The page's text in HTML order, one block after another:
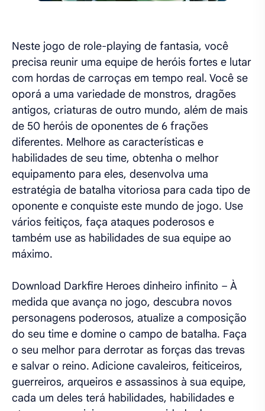
Neste jogo de role-playing de fantasia, você
precisa reunir uma equipe de heróis fortes e lutar
com hordas de carroças em tempo real. Você se
oporá a uma variedade de monstros, dragões
antigos, criaturas de outro mundo, além de mais
de 50 heróis de oponentes de 6 frações
diferentes. Melhore as características e
habilidades de seu time, obtenha o melhor
equipamento para eles, desenvolva uma
estratégia de batalha vitoriosa para cada tipo de
oponente e conquiste este mundo de jogo. Use
vários feitiços, faça ataques poderosos e
também use as habilidades de sua equipe ao
máximo.
Download Darkfire Heroes dinheiro infinito – À
medida que avança no jogo, descubra novos
personagens poderosos, atualize a composição
do seu time e domine o campo de batalha. Faça
o seu melhor para derrotar as forças das trevas
e salvar o reino. Adicione cavaleiros, feiticeiros,
guerreiros, arqueiros e assassinos à sua equipe,
cada um deles terá habilidades, habilidades e